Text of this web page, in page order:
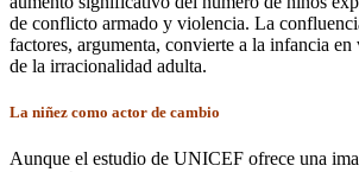
de conflicto armado y violencia. La
factores, argumenta, convierte a la infancia
de la irracionalidad adulta.
La niñez como actor de cambio
Aunque el estudio de UNICEF ofrece una